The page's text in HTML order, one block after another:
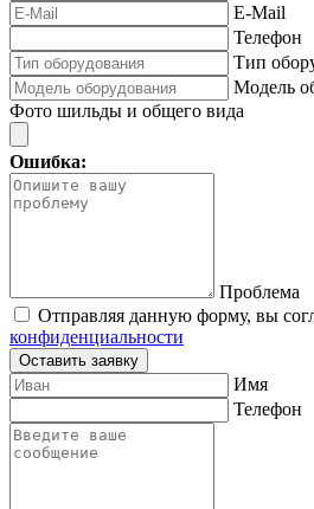
E-Mail
Телефон
Тип
Модель
Фото шильды и общего вида
Ошибка:
Проблема
Отправляя данную форму, вы
конфиденциальности
Оставить заявку
Имя
Телефон